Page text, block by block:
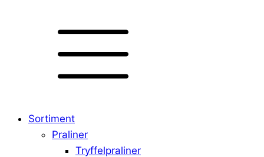
Sortiment
Praliner
Tryffelpraliner